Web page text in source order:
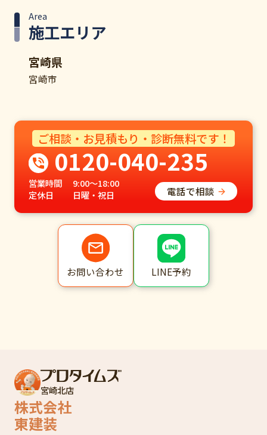
施工エリア
Area
宮崎県
宮崎市
ご相談・お見積もり・診断無料です！
0120-040-235
営業時間
9:00～18:00
定休日
日曜・祝日 電話で相談
お問い合わせ LINE予約
宮崎北店
株式会社
東建装